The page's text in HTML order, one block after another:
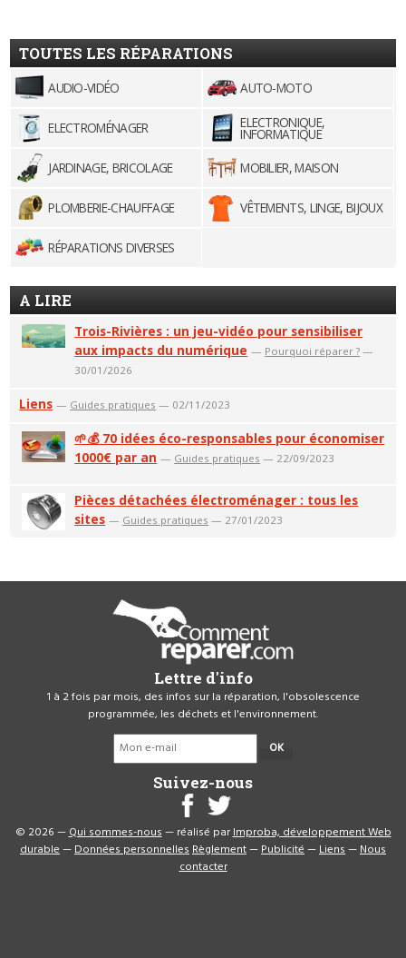
TOUTES LES RÉPARATIONS
AUDIO-VIDÉO AUTO-MOTO
ELECTROMÉNAGER ELECTRONIQUE,
INFORMATIQUE
JARDINAGE, BRICOLAGE
MOBILIER, MAISON
PLOMBERIE-CHAUFFAGE VÊTEMENTS, LINGE, BIJOUX
RÉPARATIONS DIVERSES
A LIRE
Trois-Rivières : un jeu-vidéo pour sensibiliser
aux impacts du numérique — Pourquoi réparer ? —
30/01/2026
Liens — Guides pratiques — 02/11/2023
🌱💰 70 idées éco-responsables pour économiser
1000€ par an — Guides pratiques — 22/09/2023
Pièces détachées électroménager : tous les
sites — Guides pratiques — 27/01/2023
Lettre d'info
1 à 2 fois par mois, des infos sur la réparation, l'obsolescence
programmée, les déchets et l'environnement.
OK
Suivez-nous
© 2026 —Qui sommes-nous— réalisé parImproba, développement Web
durable—Données personnellesRèglement—Publicité—Liens—Nous
contacter